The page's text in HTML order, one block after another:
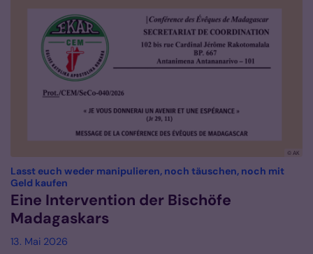
© AK
Lasst euch weder manipulieren, noch täuschen, noch mit
Geld kaufen
Eine Intervention der Bischöfe
Madagaskars
13. Mai 2026